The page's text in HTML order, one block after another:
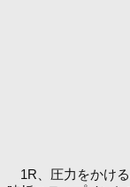
1R、圧力をかける